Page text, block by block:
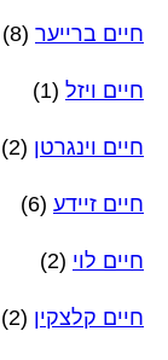
חיים ברייער (8)
חיים ויזל (1)
חיים וינגרטן (2)
חיים זיידע (6)
חיים לוי (2)
חיים קלצקין (2)